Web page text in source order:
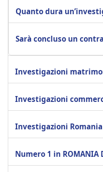
Quanto dura
Sarà concluso un
Investigazioni
Investigazioni
Investigazioni Romania
Numero 1 in ROMANIA